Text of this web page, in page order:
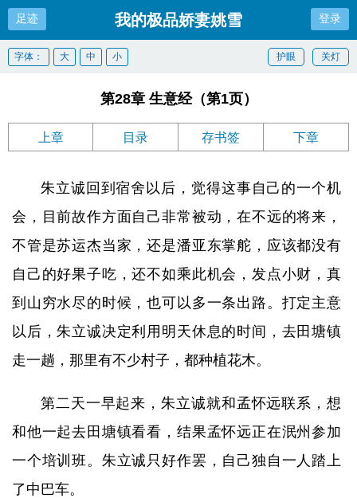
足迹 我的极品娇妻姚雪 登录
关灯
护眼
字体： 大 中 小
第28章 生意经（第1页）
上章 目录 存书签 下章
朱立诚回到宿舍以后，觉得这事自己的一个机
会，目前故作方面自己非常被动，在不远的将来，
不管是苏运杰当家，还是潘亚东掌舵，应该都没有
自己的好果子吃，还不如乘此机会，发点小财，真
到山穷水尽的时候，也可以多一条出路。打定主意
以后，朱立诚决定利用明天休息的时间，去田塘镇
走一趟，那里有不少村子，都种植花木。
第二天一早起来，朱立诚就和孟怀远联系，想
和他一起去田塘镇看看，结果孟怀远正在泯州参加
一个培训班。朱立诚只好作罢，自己独自一人踏上
了中巴车。